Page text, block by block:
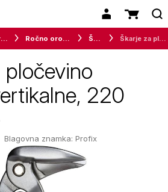
Vrt in orodje Ročno orodje za delavnico Škarje
pločevino
220
Blagovna znamka: Profix